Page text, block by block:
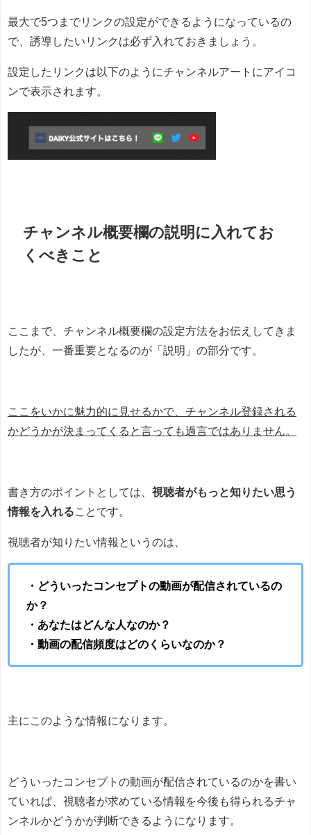
最大で5つまでリンクの設定ができるようになっているの
で、誘導したいリンクは必ず入れておきましょう。
設定したリンクは以下のようにチャンネルアートにアイコ
ンで表示されます。
チャンネル概要欄の説明に入れてお
くべきこと
ここまで、チャンネル概要欄の設定方法をお伝えしてきま
したが、一番重要となるのが「説明」の部分です。
ここをいかに魅力的に見せるかで、チャンネル登録される
かどうかが決まってくると言っても過言ではありません。
書き方のポイントとしては、 視聴者がもっと知りたい思う
情報を入れる ことです。
視聴者が知りたい情報というのは、
・どういったコンセプトの動画が配信されているの
か？
・あなたはどんな人なのか？
・動画の配信頻度はどのくらいなのか？
主にこのような情報になります。
どういったコンセプトの動画が配信されているのかを書い
ていれば、視聴者が求めている情報を今後も得られるチャ
ンネルかどうかが判断できるようになります。